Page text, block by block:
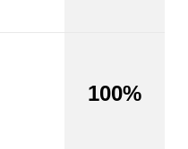
100%